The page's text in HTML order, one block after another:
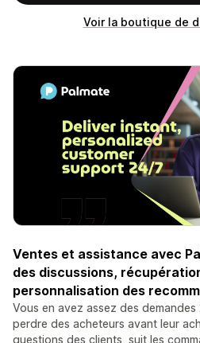
Voir la boutique de
Ventes et assistance avec
des discussions,
personnalisation des
Vous en avez assez des
perdre des acheteurs avant leur
questions des clients, suit les